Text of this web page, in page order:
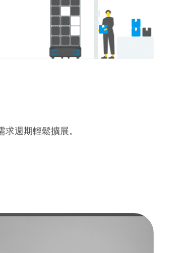
週期輕鬆擴展。